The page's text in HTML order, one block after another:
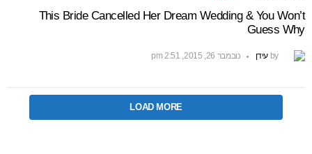
This Bride Cancelled Her Dream Wedding & You Won’t
Guess Why
by עידן נובמבר 26, 2015, 2:51 pm
LOAD MORE